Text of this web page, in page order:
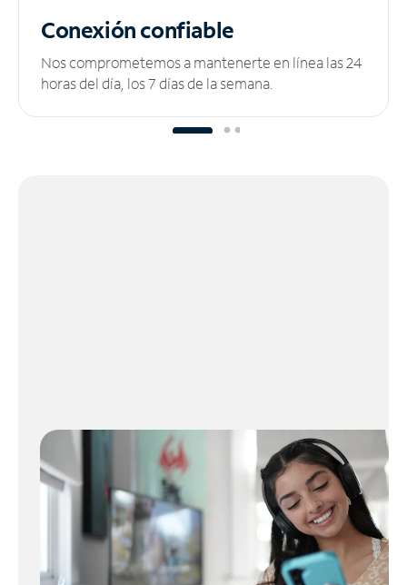
Conexión confiable
Nos comprometemos a mantenerte en línea las 24
horas del día, los 7 días de la semana.